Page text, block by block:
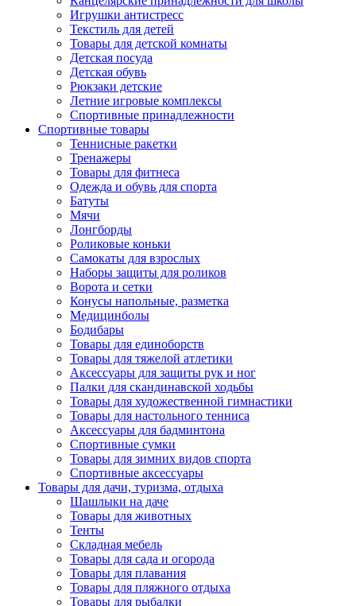
Игрушки антистресс
Текстиль для детей
Товары для детской комнаты
Детская посуда
Детская обувь
Рюкзаки детские
Летние игровые комплексы
Спортивные принадлежности
Спортивные товары
Теннисные ракетки
Тренажеры
Товары для фитнеса
Одежда и обувь для спорта
Батуты
Мячи
Лонгборды
Роликовые коньки
Самокаты для взрослых
Наборы защиты для роликов
Ворота и сетки
Конусы напольные, разметка
Медицинболы
Бодибары
Товары для единоборств
Товары для тяжелой атлетики
Аксессуары для защиты рук и ног
Палки для скандинавской ходьбы
Товары для художественной гимнастики
Товары для настольного тенниса
Аксессуары для бадминтона
Спортивные сумки
Товары для зимних видов спорта
Спортивные аксессуары
Товары для дачи, туризма, отдыха
Шашлыки на даче
Товары для животных
Тенты
Складная мебель
Товары для сада и огорода
Товары для плавания
Товары для пляжного отдыха
Товары для рыбалки